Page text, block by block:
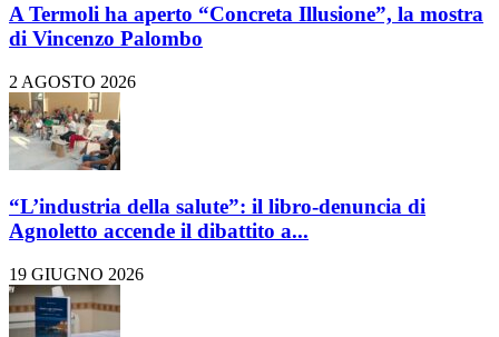
A Termoli ha aperto “Concreta Illusione”, la mostra
di Vincenzo Palombo
2 AGOSTO 2026
“L’industria della salute”: il libro-denuncia di
Agnoletto accende il dibattito a...
19 GIUGNO 2026